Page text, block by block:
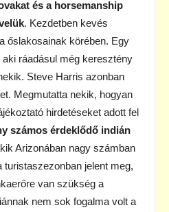
és a horsemanship
. Kezdetben kevés
őslakosainak körében. Egy
aki ráadásul még keresztény
Steve Harris azonban
Megmutatta nekik, hogyan
hirdetéseket adott fel
számos érdeklődő indián
Arizonában nagy számban
turistaszezonban jelent meg,
van szükség a
nem sok fogalma volt a